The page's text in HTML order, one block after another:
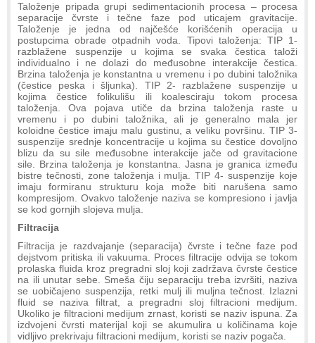
Taloženje pripada grupi sedimentacionih procesa – procesa
separacije čvrste i tečne faze pod uticajem gravitacije.
Taloženje je jedna od najčešće korišćenih operacija u
postupcima obrade otpadnih voda. Tipovi taloženja: TIP 1-
razblažene suspenzije u kojima se svaka čestica taloži
individualno i ne dolazi do međusobne interakcije čestica.
Brzina taloženja je konstantna u vremenu i po dubini taložnika
(čestice peska i šljunka). TIP 2- razblažene suspenzije u
kojima čestice folikulišu ili koalesciraju tokom procesa
taloženja. Ova pojava utiče da brzina taloženja raste u
vremenu i po dubini taložnika, ali je generalno mala jer
koloidne čestice imaju malu gustinu, a veliku površinu. TIP 3-
suspenzije srednje koncentracije u kojima su čestice dovoljno
blizu da su sile međusobne interakcije jače od gravitacione
sile. Brzina taloženja je konstantna. Jasna je granica između
bistre tečnosti, zone taloženja i mulja. TIP 4- suspenzije koje
imaju formiranu strukturu koja može biti narušena samo
kompresijom. Ovakvo taloženje naziva se kompresiono i javlja
se kod gornjih slojeva mulja.
Filtracija
Filtracija je razdvajanje (separacija) čvrste i tečne faze pod
dejstvom pritiska ili vakuuma. Proces filtracije odvija se tokom
prolaska fluida kroz pregradni sloj koji zadržava čvrste čestice
na ili unutar sebe. Smeša čiju separaciju treba izvršiti, naziva
se uobičajeno suspenzija, retki mulj ili muljna tečnost. Izlazni
fluid se naziva filtrat, a pregradni sloj filtracioni medijum.
Ukoliko je filtracioni medijum zrnast, koristi se naziv ispuna. Za
izdvojeni čvrsti materijal koji se akumulira u količinama koje
vidljivo prekrivaju filtracioni medijum, koristi se naziv pogača.